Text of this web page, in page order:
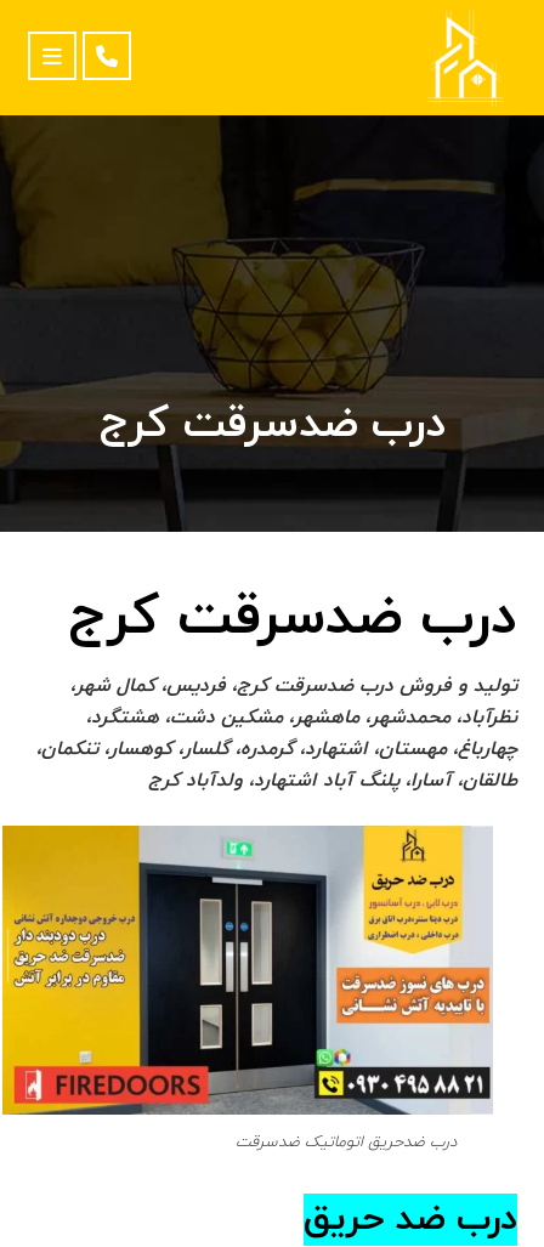
درب ضدسرقت کرج
درب ضدسرقت کرج
تولید و فروش درب ضدسرقت کرج، فردیس، کمال شهر،
نظرآباد، محمدشهر، ماهشهر، مشکین دشت، هشتگرد،
چهارباغ، مهستان، اشتهارد، گرمدره، گلسار، کوهسار، تنکمان،
طالقان، آسارا، پلنگ آباد اشتهارد، ولدآباد کرج
درب ضدحریق اتوماتیک ضدسرقت
درب ضد حریق